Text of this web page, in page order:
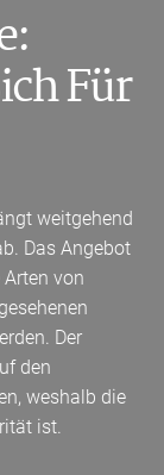
Für
weitgehend
Das Angebot
von
Der
den
weshalb die
ist.